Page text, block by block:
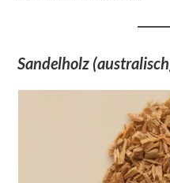
Sandelholz